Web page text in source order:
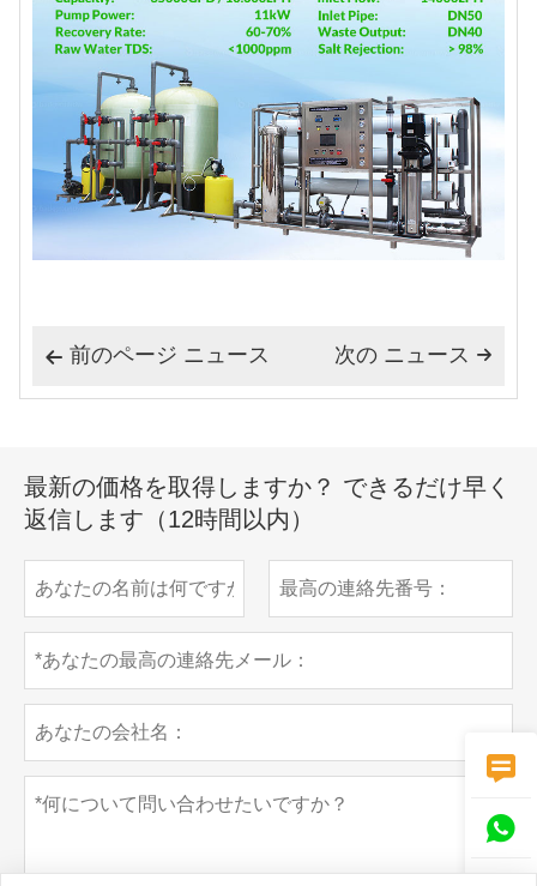
 前のページ ニュース 
次の ニュース
最新の価格を取得しますか？ できるだけ早く
返信します（12時間以内）

